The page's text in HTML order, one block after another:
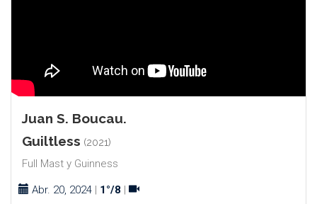
Juan S. Boucau.
Guiltless (2021)
Full Mast y Guinness
Abr. 20, 2024 | 1°/8 |